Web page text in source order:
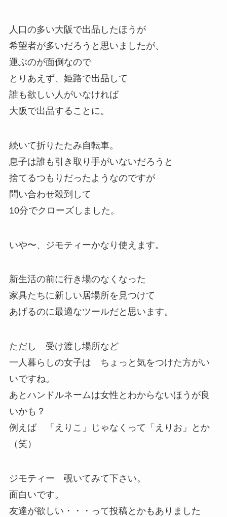
人口の多い大阪で出品したほうが
希望者が多いだろうと思いましたが、
運ぶのが面倒なので
とりあえず、姫路で出品して
誰も欲しい人がいなければ
大阪で出品することに。
続いて折りたたみ自転車。
息子は誰も引き取り手がいないだろうと
捨てるつもりだったようなのですが
問い合わせ殺到して
10分でクローズしました。
いや〜、ジモティーかなり使えます。
新生活の前に行き場のなくなった
家具たちに新しい居場所を見つけて
あげるのに最適なツールだと思います。
ただし 受け渡し場所など
一人暮らしの女子は ちょっと気をつけた方がい
いですね。
あとハンドルネームは女性とわからないほうが良
いかも？
例えば 「えりこ」じゃなくって「えりお」とか
（笑）
ジモティー 覗いてみて下さい。
面白いです。
友達が欲しい・・・って投稿とかもありました